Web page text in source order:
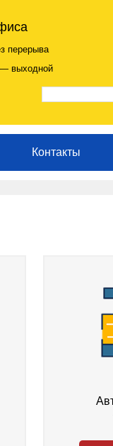
перерыва
— выходной
Контакты